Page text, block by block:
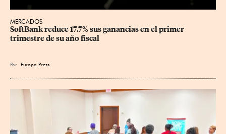
MERCADOS
SoftBank reduce 17.7% sus ganancias en el primer
trimestre de su año fiscal
Por Europa Press